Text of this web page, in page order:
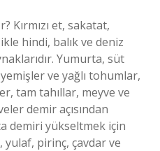
Kırmızı et, sakatat,
hindi, balık ve deniz
Yumurta, süt
ve yağlı tohumlar,
tam tahıllar, meyve ve
demir açısından
demiri yükseltmek için
yulaf, pirinç, çavdar ve